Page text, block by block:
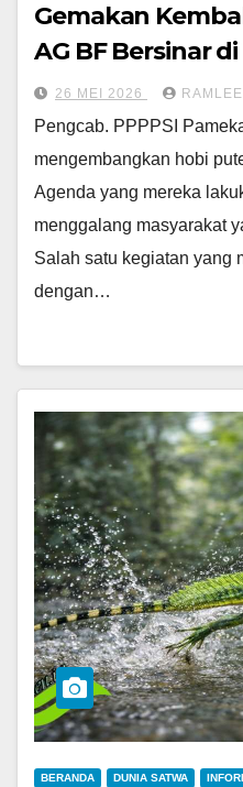
Gemakan
AG BF Bersinar
26 MEI 2026 RAMLEE
Pengcab. PPPPSI
mengembangkan hobi
Agenda yang mereka
menggalang masyarakat
Salah satu kegiatan yang
dengan…
BERANDA DUNIA SATWA